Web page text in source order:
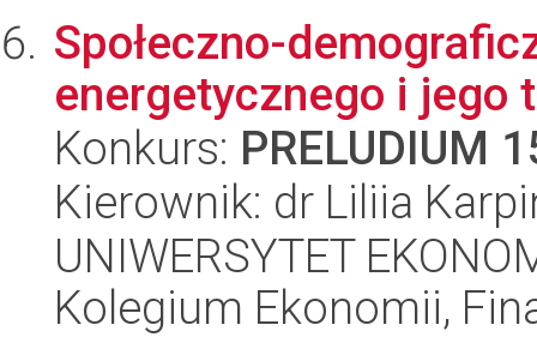
Społeczno-
energetycznego i jego
Konkurs: PRELUDIUM
Kierownik: dr Liliia
UNIWERSYTET
Kolegium Ekonomii,